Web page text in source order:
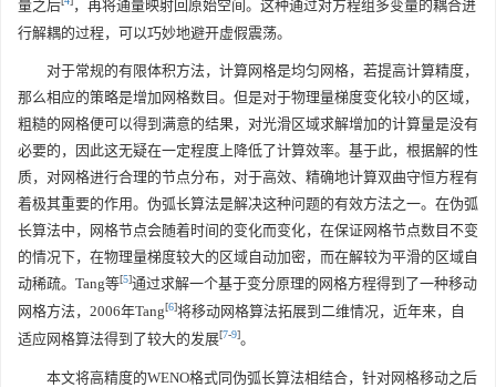
量之后
，再将通量映射回原始空间。这种通过对方程组多变量的耦合进
行解耦的过程，可以巧妙地避开虚假震荡。
对于常规的有限体积方法，计算网格是均匀网格，若提高计算精度，
那么相应的策略是增加网格数目。但是对于物理量梯度变化较小的区域，
粗糙的网格便可以得到满意的结果，对光滑区域求解增加的计算量是没有
必要的，因此这无疑在一定程度上降低了计算效率。基于此，根据解的性
质，对网格进行合理的节点分布，对于高效、精确地计算双曲守恒方程有
着极其重要的作用。伪弧长算法是解决这种问题的有效方法之一。在伪弧
长算法中，网格节点会随着时间的变化而变化，在保证网格节点数目不变
的情况下，在物理量梯度较大的区域自动加密，而在解较为平滑的区域自
动稀疏。Tang等[5]通过求解一个基于变分原理的网格方程得到了一种移动
网格方法，2006年Tang[6]将移动网格算法拓展到二维情况，近年来，自
适应网格算法得到了较大的发展[7-9]。
本文将高精度的WENO格式同伪弧长算法相结合，针对网格移动之后